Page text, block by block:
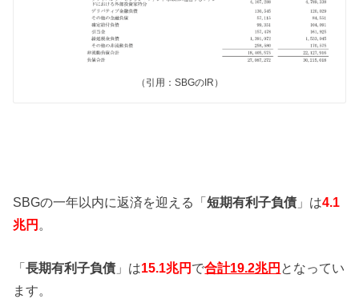
（引用：SBGのIR）
SBGの一年以内に返済を迎える「短期有利子負債 」は4.1
兆円 。
「長期有利子負債 」は15.1兆円 で合計19.2兆円 となってい
ます。